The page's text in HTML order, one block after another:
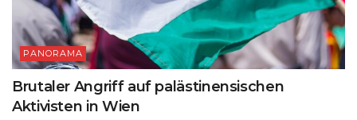
PANORAMA
Brutaler Angriff auf palästinensischen
Aktivisten in Wien